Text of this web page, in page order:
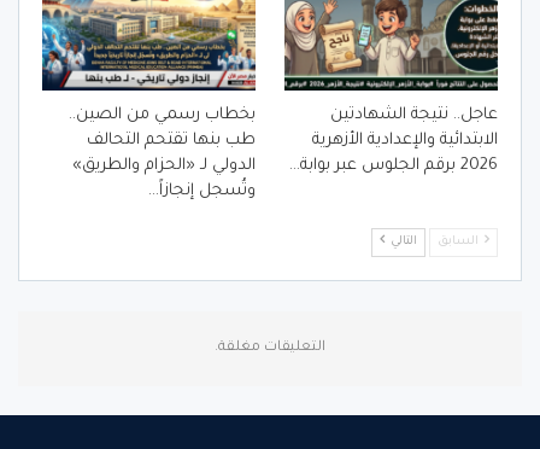
عاجل.. نتيجة الشهادتين
الابتدائية والإعدادية الأزهرية
2026 برقم الجلوس عبر بوابة…
بخطاب رسمي من الصين..
طب بنها تقتحم التحالف
الدولي لـ «الحزام والطريق»
وتُسجل إنجازاً…
السابق التالي
التعليقات مغلقة.